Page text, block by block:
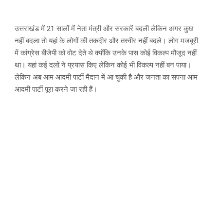
उत्तराखंड में 21 सालों में नेता मंत्री और सरकारें बदली लेकिन अगर कुछ
नहीं बदला तो यहां के लोगों की तकदीर और तस्वीर नहीं बदले। लोग मजबूरी
में कांग्रेस बीजेपी को वोट देते थे क्योंकि उनके पास कोई विकल्प मौजूद नहीं
था। यहां कई दलों ने प्रयास किए लेकिन कोई भी विकल्प नहीं बन पाया।
लेकिन अब आम आदमी पार्टी मैदान में आ चुकी है और जनता का सपना आम
आदमी पार्टी पूरा करने जा रही हैं।